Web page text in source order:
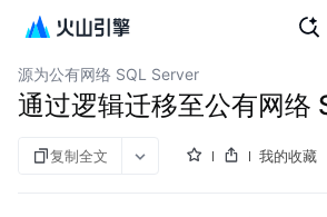
数据库传输服务
源为公有网络 SQL Server
通过逻辑迁移至公有网络
复制全文 我的收藏